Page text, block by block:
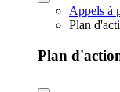
Appels à
Plan
Plan